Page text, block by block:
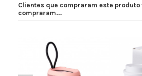
Clientes que compraram este produto
compraram...
Caixa de Som Multimídia
Kit